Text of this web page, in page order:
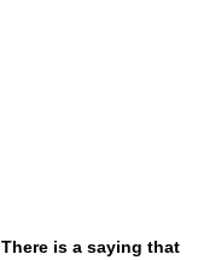
There is a saying that